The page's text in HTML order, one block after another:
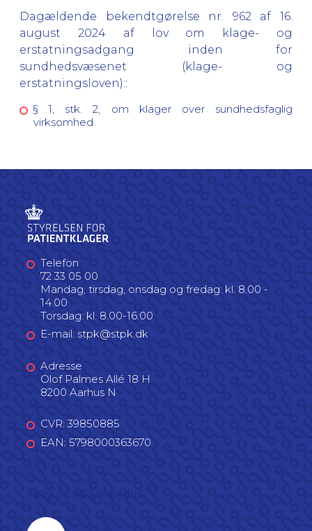
Dagældende bekendtgørelse nr. 962 af 16.
august 2024 af lov om klage- og
erstatningsadgang inden for
sundhedsvæsenet (klage- og
erstatningsloven)::
§ 1, stk. 2, om klager over sundhedsfaglig
virksomhed
Telefon
72 33 05 00
Mandag, tirsdag, onsdag og fredag: kl. 8.00 -
14.00
Torsdag: kl. 8.00-16.00
E-mail: stpk@stpk.dk
Adresse
Olof Palmes Allé 18 H
8200 Aarhus N
CVR: 39850885
EAN: 5798000363670
Linkedin profil